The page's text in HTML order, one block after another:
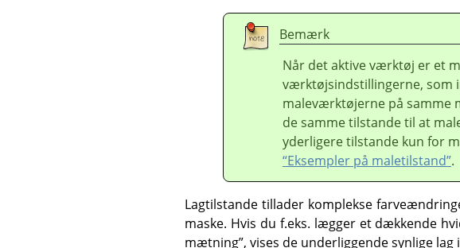
Bemærk
Når det aktive værktøj er et
værktøjsindstillingerne, som
maleværktøjerne på samme
de samme tilstande til at
yderligere tilstande kun for
“Eksempler på maletilstand”.
Lagtilstande tillader komplekse
maske. Hvis du f.eks. lægger et dækkende
mætning”, vises de underliggende synlige lag